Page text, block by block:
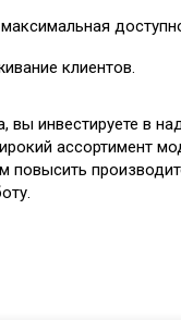
клиентов.
вы инвестируете в
ассортимент
повысить